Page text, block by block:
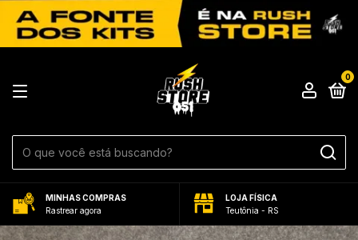
0
MINHAS COMPRAS
Rastrear agora
LOJA FÍSICA
Teutônia - RS